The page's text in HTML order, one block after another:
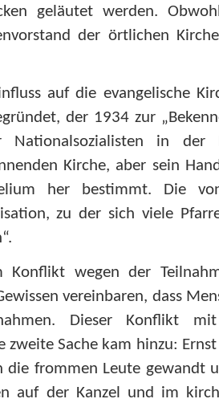
geläutet werden.
der örtlichen
auf die evangelische
der 1934 zur
in der
Kirche, aber sein
her bestimmt. Die
zu der sich viele
Konflikt wegen der
vereinbaren, dass
Dieser Konflikt
Sache kam hinzu: Ernst
die frommen Leute gewandt
auf der Kanzel und im